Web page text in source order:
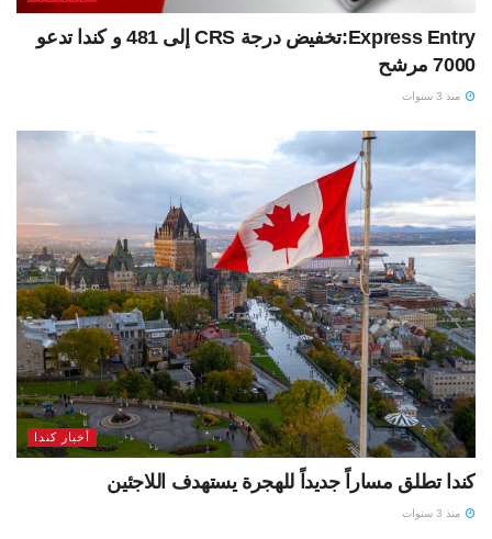
Express Entry:تخفيض درجة CRS إلى 481 و كندا تدعو
7000 مرشح
منذ 3 سنوات
أخبار كندا
كندا تطلق مساراً جديداً للهجرة يستهدف اللاجئين
منذ 3 سنوات